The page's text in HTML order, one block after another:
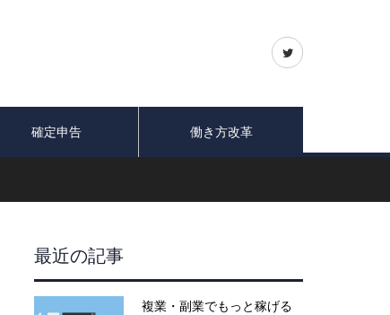
確定申告 働き方改革
最近の記事
複業・副業でもっと稼げる